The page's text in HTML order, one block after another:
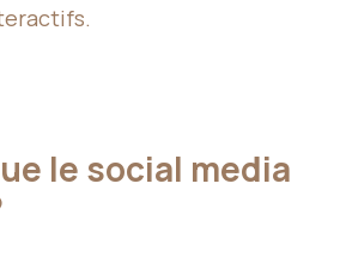
le social media